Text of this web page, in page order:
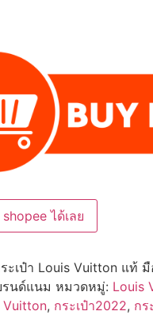
ได้เลย
ะเป๋า Louis Vuitton แท้
รนด์แนม หมวดหมู่: Louis
Vuitton, กระเป๋า2022, กร